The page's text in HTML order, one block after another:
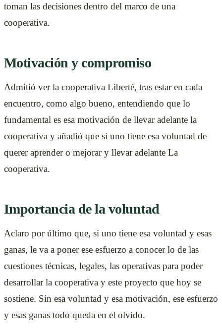
toman las decisiones dentro del marco de una
cooperativa.
Motivación y compromiso
Admitió ver la cooperativa Liberté, tras estar en cada
encuentro, como algo bueno, entendiendo que lo
fundamental es esa motivación de llevar adelante la
cooperativa y añadió que si uno tiene esa voluntad de
querer aprender o mejorar y llevar adelante La
cooperativa.
Importancia de la voluntad
Aclaro por último que, si uno tiene esa voluntad y esas
ganas, le va a poner ese esfuerzo a conocer lo de las
cuestiones técnicas, legales, las operativas para poder
desarrollar la cooperativa y este proyecto que hoy se
sostiene. Sin esa voluntad y esa motivación, ese esfuerzo
y esas ganas todo queda en el olvido.